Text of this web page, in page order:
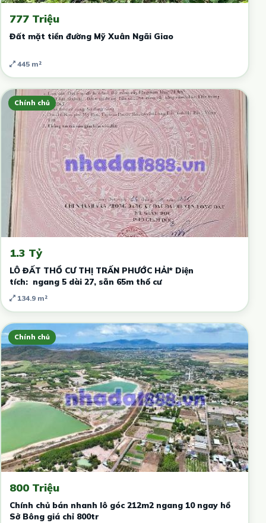
777 Triệu
Đất mặt tiền đường Mỹ Xuân Ngãi Giao
445 m²
Chính chủ
1.3 Tỷ
LÔ ĐẤT THỔ CƯ THỊ TRẤN PHƯỚC HẢI* Diện
tích: ngang 5 dài 27, sẵn 65m thổ cư
134.9 m²
Chính chủ
800 Triệu
Chính chủ bán nhanh lô góc 212m2 ngang 10 ngay hồ
Sở Bông giá chỉ 800tr